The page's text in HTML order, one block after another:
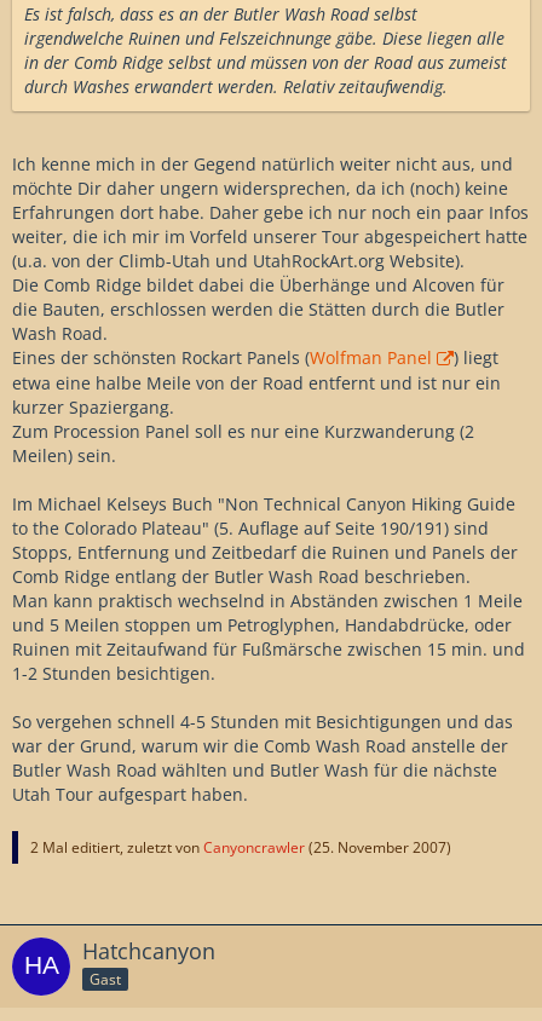
Es ist falsch, dass es an der Butler Wash Road selbst
irgendwelche Ruinen und Felszeichnunge gäbe. Diese liegen alle
in der Comb Ridge selbst und müssen von der Road aus zumeist
durch Washes erwandert werden. Relativ zeitaufwendig.
Ich kenne mich in der Gegend natürlich weiter nicht aus, und
möchte Dir daher ungern widersprechen, da ich (noch) keine
Erfahrungen dort habe. Daher gebe ich nur noch ein paar Infos
weiter, die ich mir im Vorfeld unserer Tour abgespeichert hatte
(u.a. von der Climb-Utah und UtahRockArt.org Website).
Die Comb Ridge bildet dabei die Überhänge und Alcoven für
die Bauten, erschlossen werden die Stätten durch die Butler
Wash Road.
Eines der schönsten Rockart Panels (Wolfman Panel
) liegt
etwa eine halbe Meile von der Road entfernt und ist nur ein
kurzer Spaziergang.
Zum Procession Panel soll es nur eine Kurzwanderung (2
Meilen) sein.
Im Michael Kelseys Buch "Non Technical Canyon Hiking Guide
to the Colorado Plateau" (5. Auflage auf Seite 190/191) sind
Stopps, Entfernung und Zeitbedarf die Ruinen und Panels der
Comb Ridge entlang der Butler Wash Road beschrieben.
Man kann praktisch wechselnd in Abständen zwischen 1 Meile
und 5 Meilen stoppen um Petroglyphen, Handabdrücke, oder
Ruinen mit Zeitaufwand für Fußmärsche zwischen 15 min. und
1-2 Stunden besichtigen.
So vergehen schnell 4-5 Stunden mit Besichtigungen und das
war der Grund, warum wir die Comb Wash Road anstelle der
Butler Wash Road wählten und Butler Wash für die nächste
Utah Tour aufgespart haben.
2 Mal editiert, zuletzt vonCanyoncrawler(25. November 2007)
Hatchcanyon
Gast